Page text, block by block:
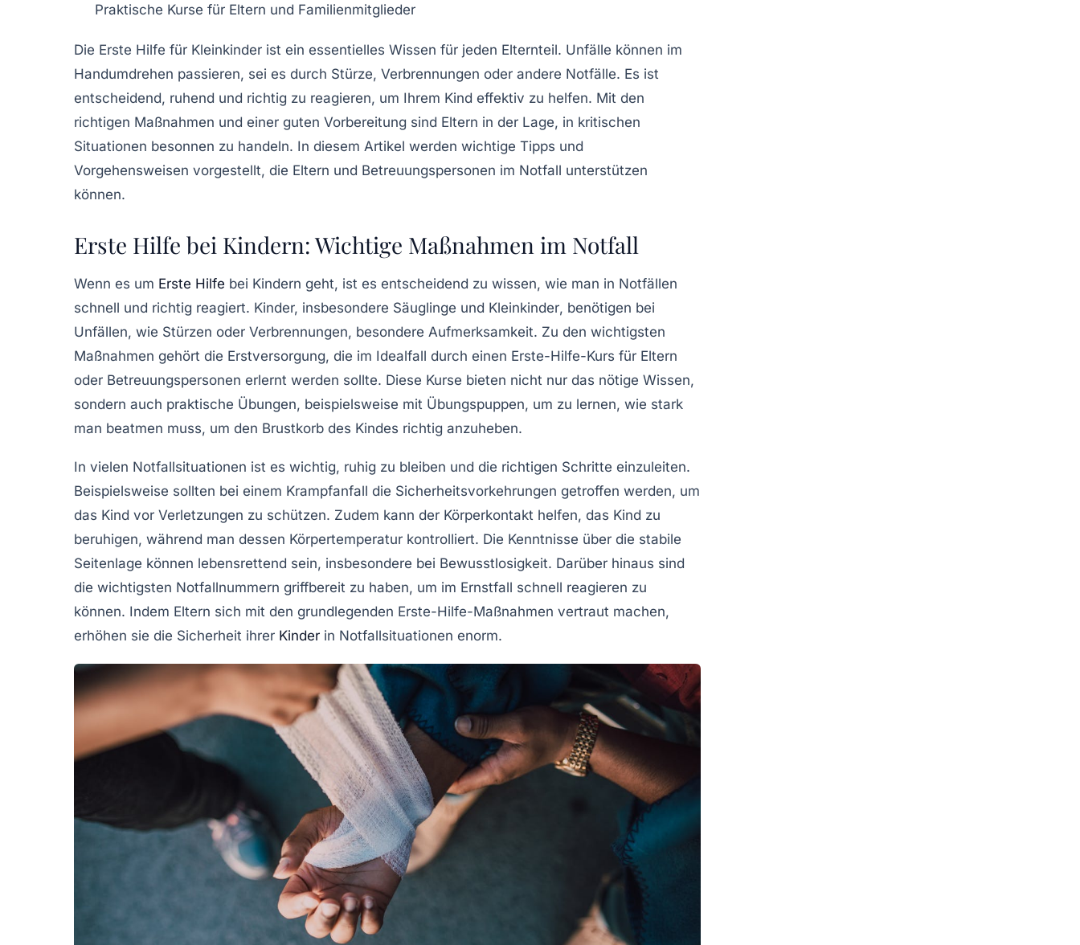
Praktische Kurse für Eltern und Familienmitglieder
Die Erste Hilfe für Kleinkinder ist ein essentielles Wissen für jeden Elternteil. Unfälle können im
Handumdrehen passieren, sei es durch Stürze, Verbrennungen oder andere Notfälle. Es ist
entscheidend, ruhend und richtig zu reagieren, um Ihrem Kind effektiv zu helfen. Mit den
richtigen Maßnahmen und einer guten Vorbereitung sind Eltern in der Lage, in kritischen
Situationen besonnen zu handeln. In diesem Artikel werden wichtige Tipps und
Vorgehensweisen vorgestellt, die Eltern und Betreuungspersonen im Notfall unterstützen
können.
Erste Hilfe bei Kindern: Wichtige Maßnahmen im Notfall
Wenn es um Erste Hilfe bei Kindern geht, ist es entscheidend zu wissen, wie man in Notfällen
schnell und richtig reagiert. Kinder, insbesondere Säuglinge und Kleinkinder, benötigen bei
Unfällen, wie Stürzen oder Verbrennungen, besondere Aufmerksamkeit. Zu den wichtigsten
Maßnahmen gehört die Erstversorgung, die im Idealfall durch einen Erste-Hilfe-Kurs für Eltern
oder Betreuungspersonen erlernt werden sollte. Diese Kurse bieten nicht nur das nötige Wissen,
sondern auch praktische Übungen, beispielsweise mit Übungspuppen, um zu lernen, wie stark
man beatmen muss, um den Brustkorb des Kindes richtig anzuheben.
In vielen Notfallsituationen ist es wichtig, ruhig zu bleiben und die richtigen Schritte einzuleiten.
Beispielsweise sollten bei einem Krampfanfall die Sicherheitsvorkehrungen getroffen werden, um
das Kind vor Verletzungen zu schützen. Zudem kann der Körperkontakt helfen, das Kind zu
beruhigen, während man dessen Körpertemperatur kontrolliert. Die Kenntnisse über die stabile
Seitenlage können lebensrettend sein, insbesondere bei Bewusstlosigkeit. Darüber hinaus sind
die wichtigsten Notfallnummern griffbereit zu haben, um im Ernstfall schnell reagieren zu
können. Indem Eltern sich mit den grundlegenden Erste-Hilfe-Maßnahmen vertraut machen,
erhöhen sie die Sicherheit ihrer Kinder in Notfallsituationen enorm.